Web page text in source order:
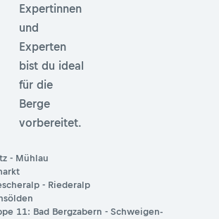
Expertinnen
und
Experten
bist du ideal
für die
Berge
vorbereitet.
- Mühlau
- Riederalp
11: Bad Bergzabern - Schweigen-